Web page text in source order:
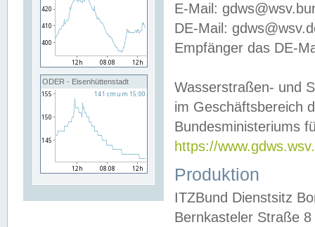
ODER - Eisenhüttenstadt
E-Mail:
DE-Mail:
Empfänger das DE-
Wasserstraßen- und
im Geschäftsbereich
Bundesministeriums
https://
Produktion
ITZBund Dienstsitz
Bernkasteler Straße 8